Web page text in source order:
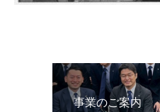
事業のご案内